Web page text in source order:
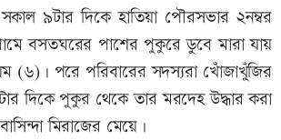
৯টার দিকে হাতিয়া পৌরসভার ২নম্বর
বসতঘরের পাশের পুকুরে ডুবে মারা যায়
(৬)। পরে পরিবারের সদস্যরা খোঁজাখুঁজির
দিকে পুকুর থেকে তার মরদেহ উদ্ধার করা
মিরাজের মেয়ে।